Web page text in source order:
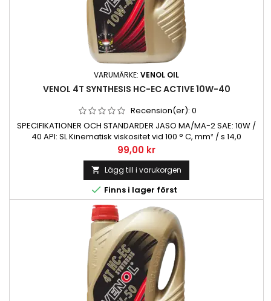
VARUMÄRKE: VENOL OIL
VENOL 4T SYNTHESIS HC-EC ACTIVE 10W-40
Recension(er): 0
SPECIFIKATIONER OCH STANDARDER JASO MA/MA-2 SAE: 10W /
40 API: SL Kinematisk viskositet vid 100 ° C, mm² / s 14,0
Viskositetsindex 155 TBN (mg KOH / g) 8,0 Hällpunkt ° C -36
Flampunkt ° C 210
Pris
99,00 kr
 Lägg till i varukorgen
 Finns i lager först